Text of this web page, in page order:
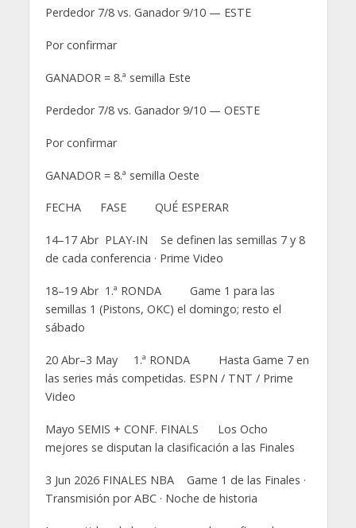
Perdedor 7/8 vs. Ganador 9/10 — ESTE
Por confirmar
GANADOR = 8.ª semilla Este
Perdedor 7/8 vs. Ganador 9/10 — OESTE
Por confirmar
GANADOR = 8.ª semilla Oeste
FECHA FASE QUÉ ESPERAR
14–17 Abr PLAY-IN Se definen las semillas 7 y 8
de cada conferencia · Prime Video
18–19 Abr 1.ª RONDA Game 1 para las
semillas 1 (Pistons, OKC) el domingo; resto el
sábado
20 Abr–3 May 1.ª RONDA Hasta Game 7 en
las series más competidas. ESPN / TNT / Prime
Video
Mayo SEMIS + CONF. FINALS Los Ocho
mejores se disputan la clasificación a las Finales
3 Jun 2026 FINALES NBA Game 1 de las Finales ·
Transmisión por ABC · Noche de historia